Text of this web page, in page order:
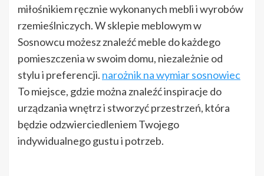
miłośnikiem ręcznie wykonanych mebli i wyrobów
rzemieślniczych. W sklepie meblowym w
Sosnowcu możesz znaleźć meble do każdego
pomieszczenia w swoim domu, niezależnie od
stylu i preferencji. narożnik na wymiar sosnowiec
To miejsce, gdzie można znaleźć inspiracje do
urządzania wnętrz i stworzyć przestrzeń, która
będzie odzwierciedleniem Twojego
indywidualnego gustu i potrzeb.